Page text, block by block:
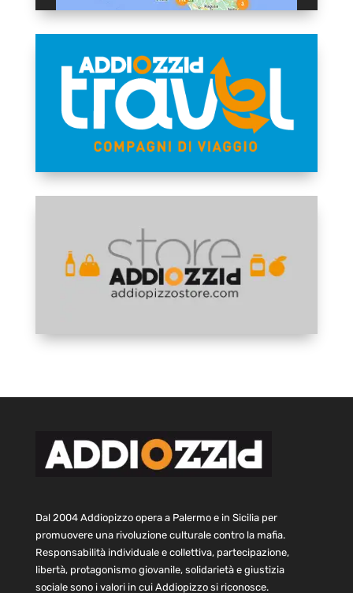
Dal 2004 Addiopizzo opera a Palermo e in Sicilia per
promuovere una rivoluzione culturale contro la mafia.
Responsabilità individuale e collettiva, partecipazione,
libertà, protagonismo giovanile, solidarietà e giustizia
sociale sono i valori in cui Addiopizzo si riconosce.